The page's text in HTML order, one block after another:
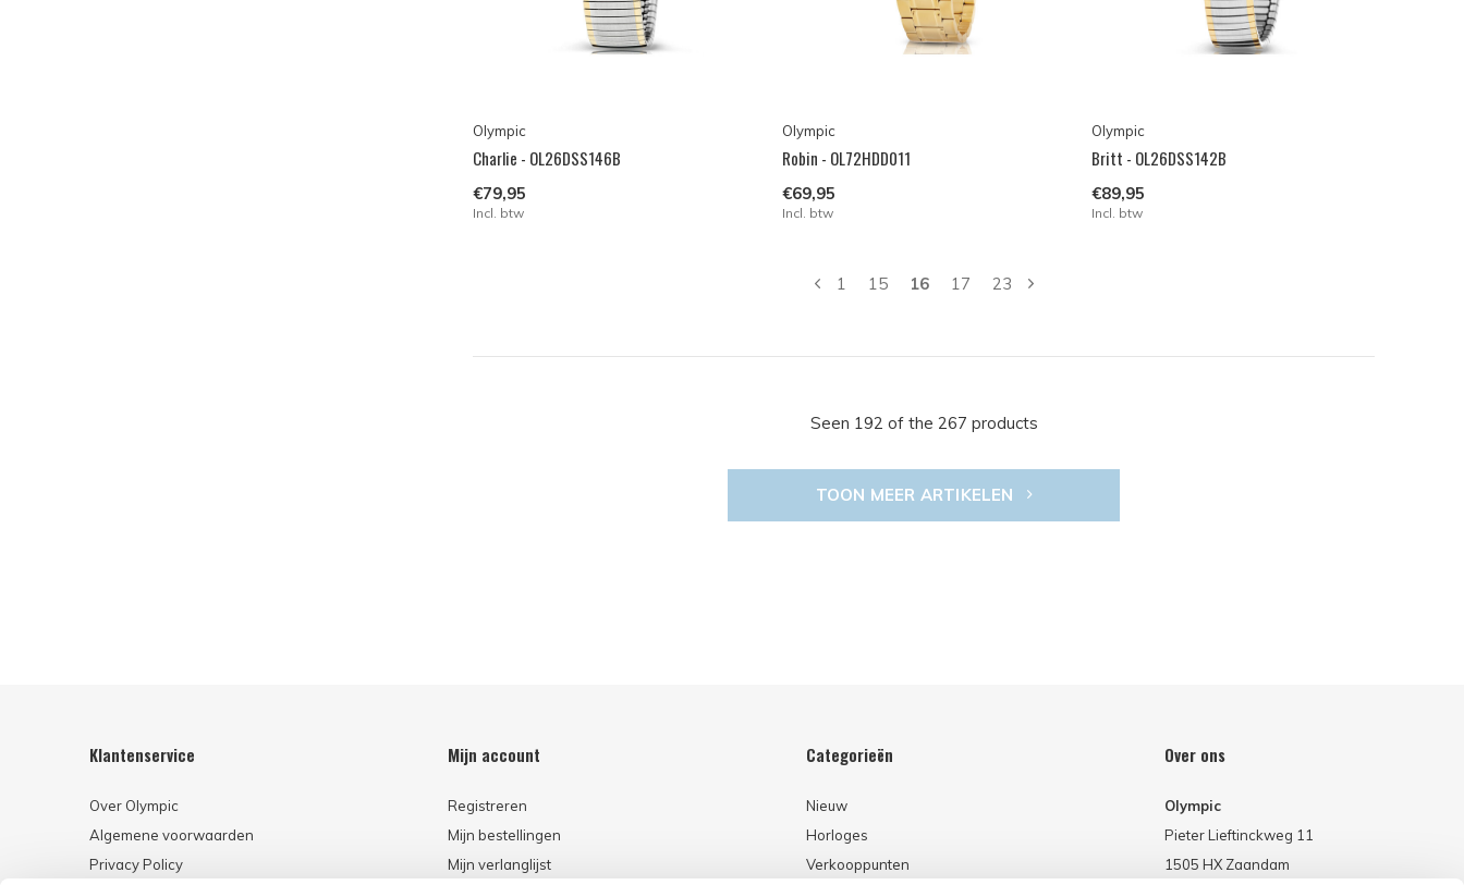
Olympic
Charlie - OL26DSS146B
€79,95
Incl. btw
Olympic
Robin - OL72HDD011
€69,95
Incl. btw
Olympic
Britt - OL26DSS142B
€89,95
Incl. btw
1 15 16 17 23
Seen 192 of the 267 products
TOON MEER ARTIKELEN
Klantenservice
Over Olympic
Algemene voorwaarden
Privacy Policy
Mijn account
Registreren
Mijn bestellingen
Mijn verlanglijst
Categorieën
Nieuw
Horloges
Verkooppunten
Over ons
Olympic
Pieter Lieftinckweg 11
1505 HX Zaandam